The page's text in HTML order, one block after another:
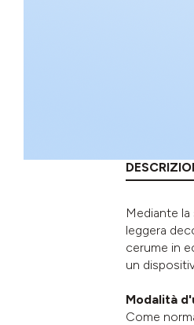
Mediante
leggera
cerume in
un
Modalità
Come